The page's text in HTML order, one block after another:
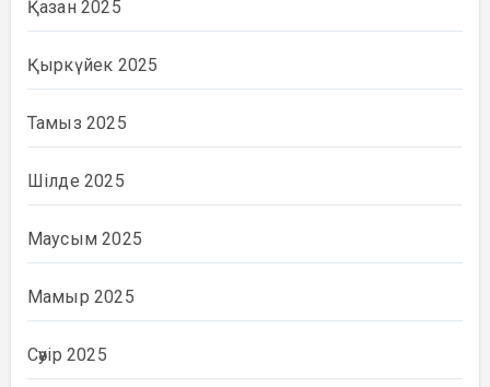
Қазан 2025
Қыркүйек 2025
Тамыз 2025
Шілде 2025
Маусым 2025
Мамыр 2025
Сәуір 2025